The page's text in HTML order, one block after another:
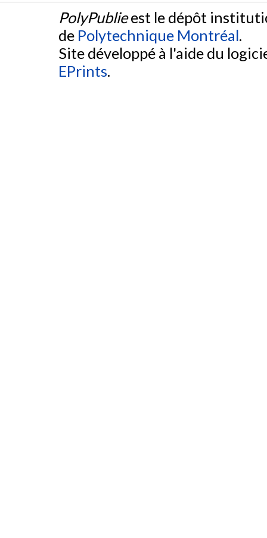
PolyPublieest le dépôt
de Polytechnique Montréal.
Site développé à l'aide du
EPrints.